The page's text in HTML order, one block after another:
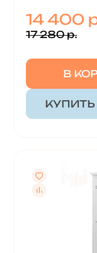
14 400
17 280 р.
В
КУПИТЬ